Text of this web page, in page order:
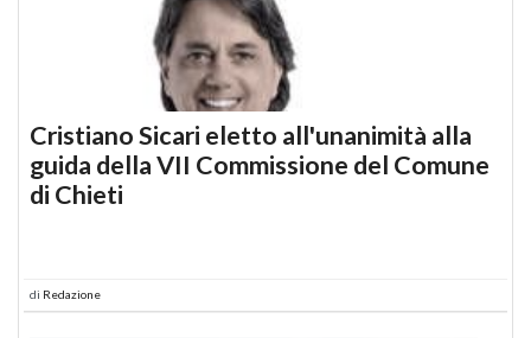
Cristiano Sicari eletto all'unanimità alla
guida della VII Commissione del Comune
di Chieti
di Redazione